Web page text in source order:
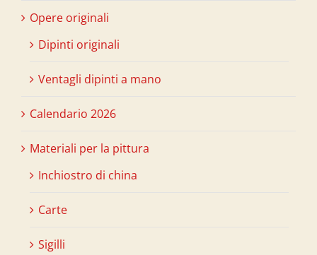
Opere originali
Dipinti originali
Ventagli dipinti a mano
Calendario 2026
Materiali per la pittura
Inchiostro di china
Carte
Sigilli